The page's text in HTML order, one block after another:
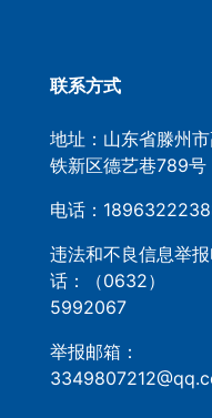
联系方式
地址：山东省滕州
铁新区德艺巷789号
电话：
违法和不良信息举
话：（0632）
5992067
举报邮箱：